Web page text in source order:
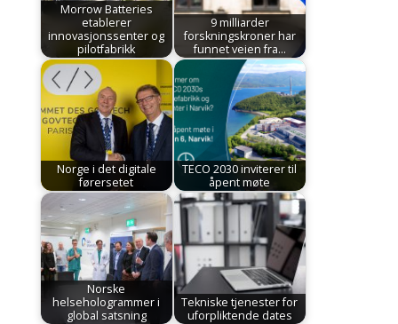
Morrow Batteries
etablerer
innovasjonssenter og
pilotfabrikk
9 milliarder
forskningskroner har
funnet veien fra…
Norge i det digitale
førersetet
TECO 2030 inviterer til
åpent møte
Norske
helsehologrammer i
global satsning
Tekniske tjenester for
uforpliktende dates